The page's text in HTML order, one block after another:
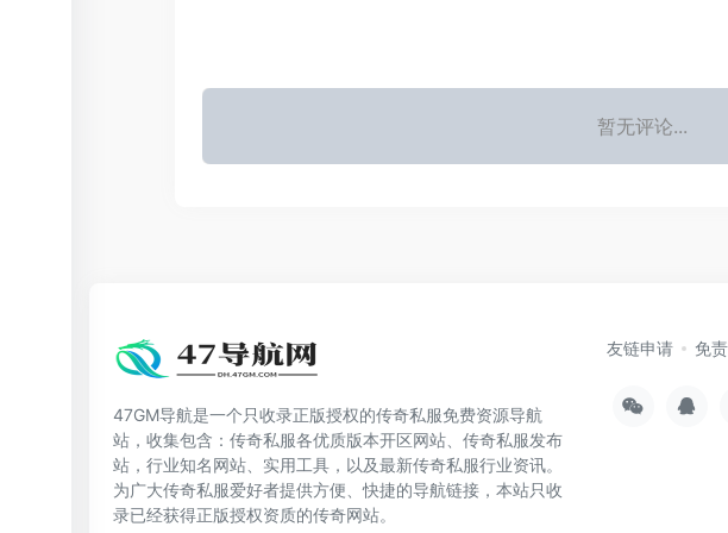
暂无评论...
47GM导航是一个只收录正版授权的传奇私服免费资源导航
站，收集包含：传奇私服各优质版本开区网站、传奇私服发布
站，行业知名网站、实用工具，以及最新传奇私服行业资讯。
为广大传奇私服爱好者提供方便、快捷的导航链接，本站只收
录已经获得正版授权资质的传奇网站。
友链申请 免